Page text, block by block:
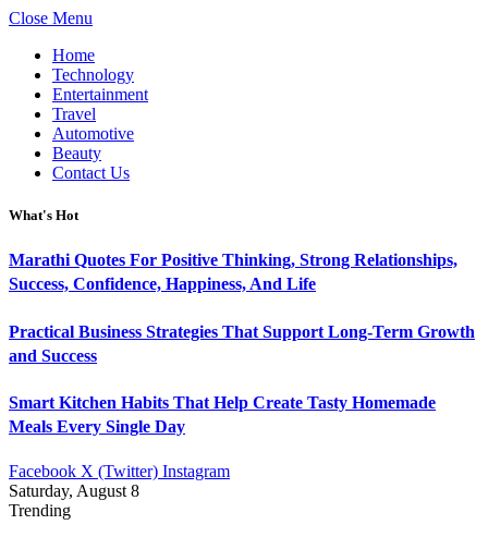
Close Menu
Home
Technology
Entertainment
Travel
Automotive
Beauty
Contact Us
What's Hot
Marathi Quotes For Positive Thinking, Strong Relationships,
Success, Confidence, Happiness, And Life
Practical Business Strategies That Support Long-Term Growth
and Success
Smart Kitchen Habits That Help Create Tasty Homemade
Meals Every Single Day
Facebook X (Twitter) Instagram
Saturday, August 8
Trending